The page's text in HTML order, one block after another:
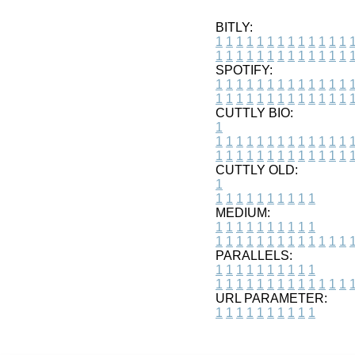
BITLY:
1 1 1 1 1 1 1 1 1 1 1 1 1 1
1 1 1 1 1 1 1 1 1 1 1 1 1 1
SPOTIFY:
1 1 1 1 1 1 1 1 1 1 1 1 1 1
1 1 1 1 1 1 1 1 1 1 1 1 1 1
CUTTLY BIO:
1
1 1 1 1 1 1 1 1 1 1 1 1 1 1
1 1 1 1 1 1 1 1 1 1 1 1 1 1
CUTTLY OLD:
1
1 1 1 1 1 1 1 1 1 1
MEDIUM:
1 1 1 1 1 1 1 1 1 1
1 1 1 1 1 1 1 1 1 1 1 1 1 1
PARALLELS:
1 1 1 1 1 1 1 1 1 1
1 1 1 1 1 1 1 1 1 1 1 1 1 1
URL PARAMETER:
1 1 1 1 1 1 1 1 1 1